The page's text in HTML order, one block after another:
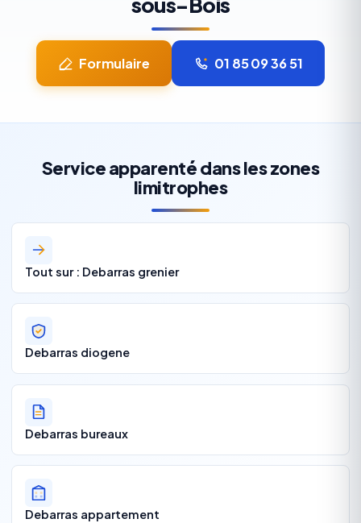
Formulaire 01 85 09 36 51
Service apparenté dans les zones
limitrophes
Tout sur : Debarras grenier
Debarras diogene
Debarras bureaux
Debarras appartement